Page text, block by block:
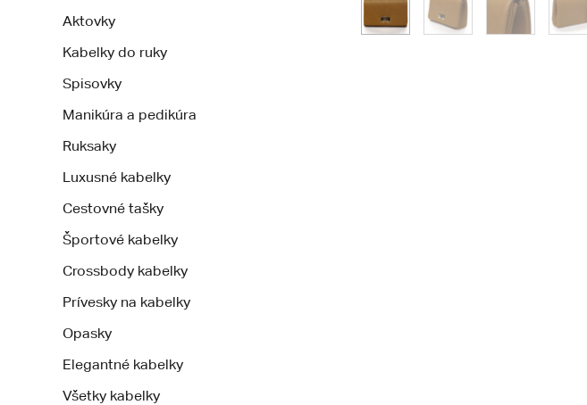
Aktovky
Kabelky do ruky
Spisovky
Manikúra a pedikúra
Ruksaky
Luxusné kabelky
Cestovné tašky
Športové kabelky
Crossbody kabelky
Prívesky na kabelky
Opasky
Elegantné kabelky
Všetky kabelky